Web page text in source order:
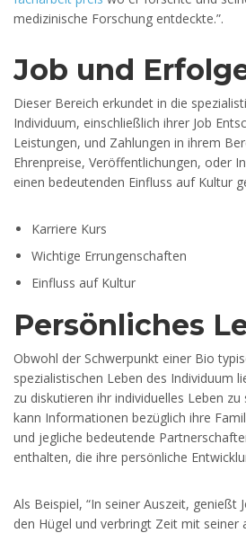
medizinische Forschung entdeckte.”.
Job und
Dieser Bereich erkundet in die
Individuum, einschließlich ihrer Job
Leistungen, und Zahlungen in ihrem
Ehrenpreise, Veröffentlichungen, oder
einen bedeutenden Einfluss auf Kultur
Karriere Kurs
Wichtige Errungenschaften
Einfluss auf Kultur
Persönliches
Obwohl der Schwerpunkt einer Bio
spezialistischen Leben des Individuum
zu diskutieren ihr individuelles Leben
kann Informationen bezüglich ihre
und jegliche bedeutende
enthalten, die ihre persönliche
Als Beispiel, “In seiner Auszeit, genießt
den Hügel und verbringt Zeit mit seiner